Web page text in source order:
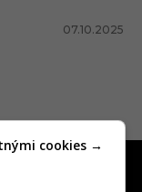
07.10.2025
cookies →